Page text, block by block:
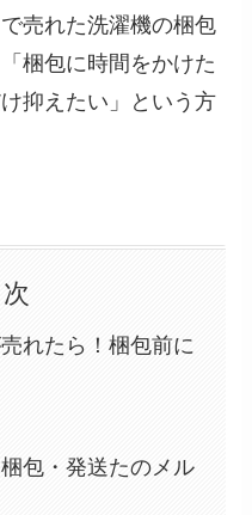
売れた洗濯機の梱包
梱包に時間をかけた
抑えたい」という方
れたら！梱包前に
包・発送たのメル